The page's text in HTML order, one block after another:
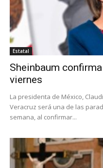
Estatal
Sheinbaum
viernes
La presidenta de México,
Veracruz será una de las
semana, al confirmar...